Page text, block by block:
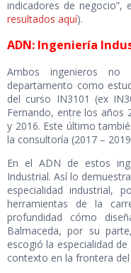
indicadores de negocio”,
resultados aquí).
ADN: Ingeniería
Ambos ingenieros
departamento como
del curso IN3101 (ex
Fernando, entre los años
y 2016. Este último
la consultoría (2017 –
En el ADN de estos
Industrial. Así lo
especialidad industrial,
herramientas de la
profundidad cómo
Balmaceda, por su
escogió la especialidad de
contexto en la frontera